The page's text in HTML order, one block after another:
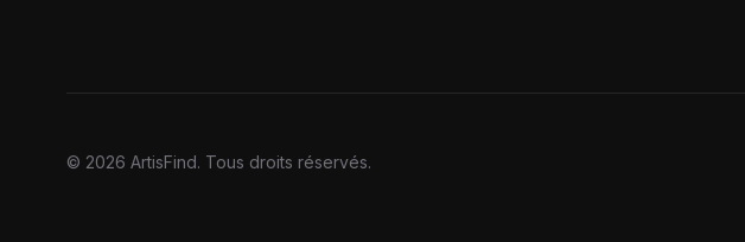
© 2026 ArtisFind. Tous droits réservés.